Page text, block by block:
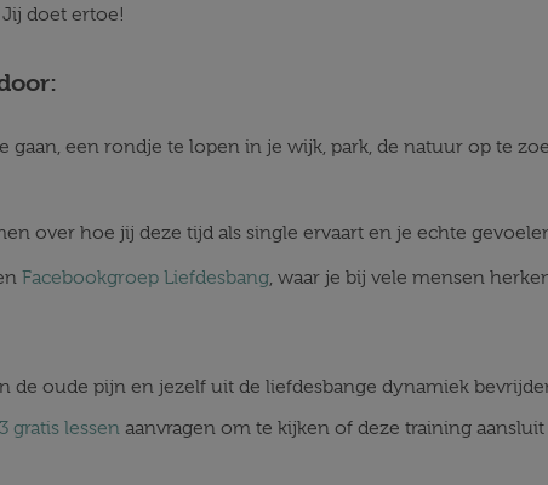
doet ertoe!
gaan, een rondje te lopen in je wijk, park, de natuur op te
over hoe jij deze tijd als single ervaart en je echte
Facebookgroep Liefdesbang, waar je bij vele mensen
de oude pijn en jezelf uit de liefdesbange dynamiek
3 gratis lessen aanvragen om te kijken of deze training